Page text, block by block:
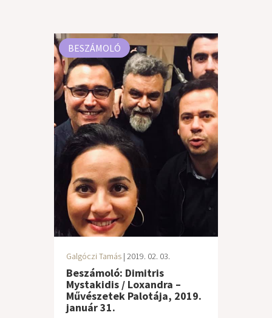
BESZÁMOLÓ
Galgóczi Tamás | 2019. 02. 03.
Beszámoló: Dimitris
Mystakidis / Loxandra –
Művészetek Palotája, 2019.
január 31.